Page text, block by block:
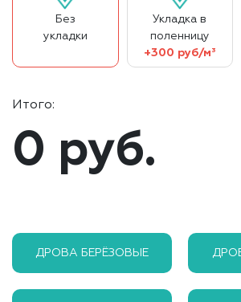
Без
укладки
Укладка в
поленницу
+300 руб/м³
Итого:
0 руб.
ДРОВА БЕРЁЗОВЫЕ